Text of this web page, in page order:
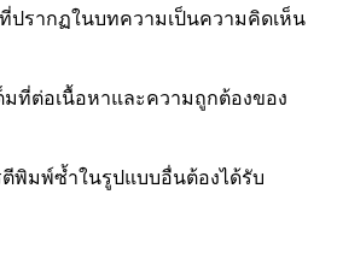
รากฏในบทความเป็นความคิดเห็น
มที่ต่อเนื้อหาและความถูกต้องของ
พิมพ์ซ้ำในรูปแบบอื่นต้องได้รับ